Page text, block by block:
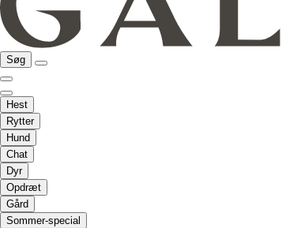
Søg
Hest
Rytter
Hund
Chat
Dyr
Opdræt
Gård
Sommer-special